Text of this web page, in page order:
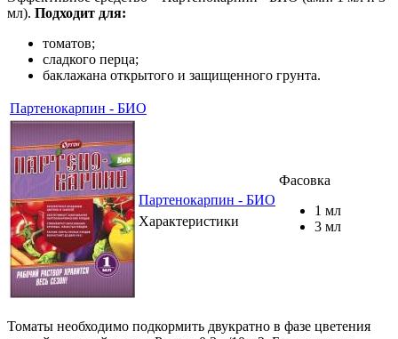
мл). Подходит для:
томатов;
сладкого перца;
баклажана открытого и защищенного грунта.
Партенокарпин - БИО
Партенокарпин - БИО
Характеристики
Фасовка
1 мл
3 мл
Томаты необходимо подкормить двукратно в фазе цветения